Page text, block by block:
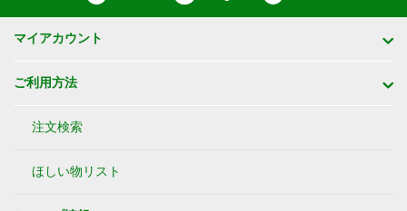
マイアカウント
ご利用方法
注文検索
ほしい物リスト